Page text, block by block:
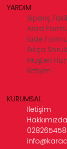
YARDIM
Sipariş
Arıza
İade Formu
Sıkça
Müşteri
İletişim
KURUMSAL
İletişim
Hakkımızda